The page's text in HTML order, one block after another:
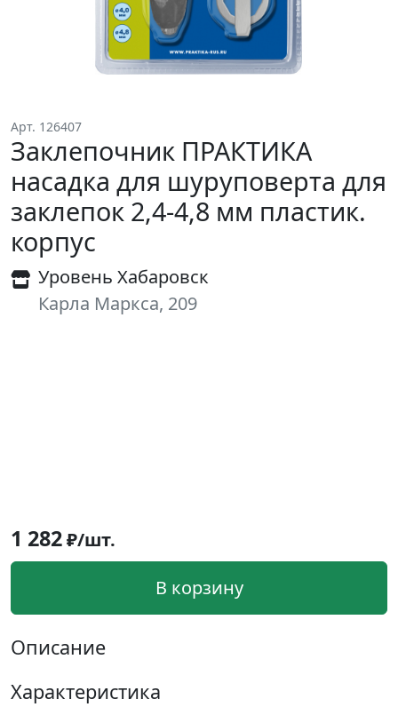
Арт. 126407
Заклепочник ПРАКТИКА
насадка для шуруповерта для
заклепок 2,4-4,8 мм пластик.
корпус
Уровень Хабаровск
Карла Маркса, 209
1 282₽/шт.
В корзину
Описание
Характеристика